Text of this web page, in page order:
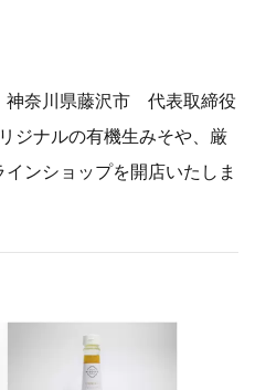
神奈川県藤沢市 代表取締役
ジナルの有機生みそや、厳
ンショップを開店いたしま